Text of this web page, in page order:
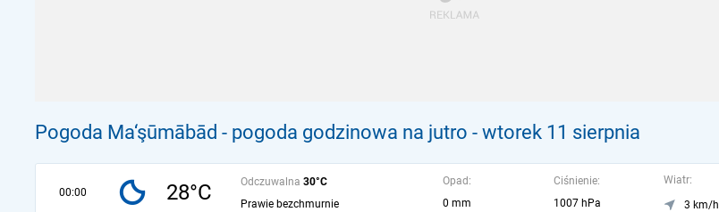
Pogoda Ma‘şūmābād - pogoda godzinowa na jutro - wtorek 11 sierpnia
00:00 28°C Odczuwalna 30°C
Prawie bezchmurnie
Opad:
0 mm
Ciśnienie:
1007 hPa
Wiatr:
3 km/h